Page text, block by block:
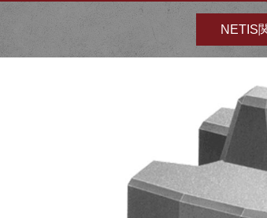
NETIS